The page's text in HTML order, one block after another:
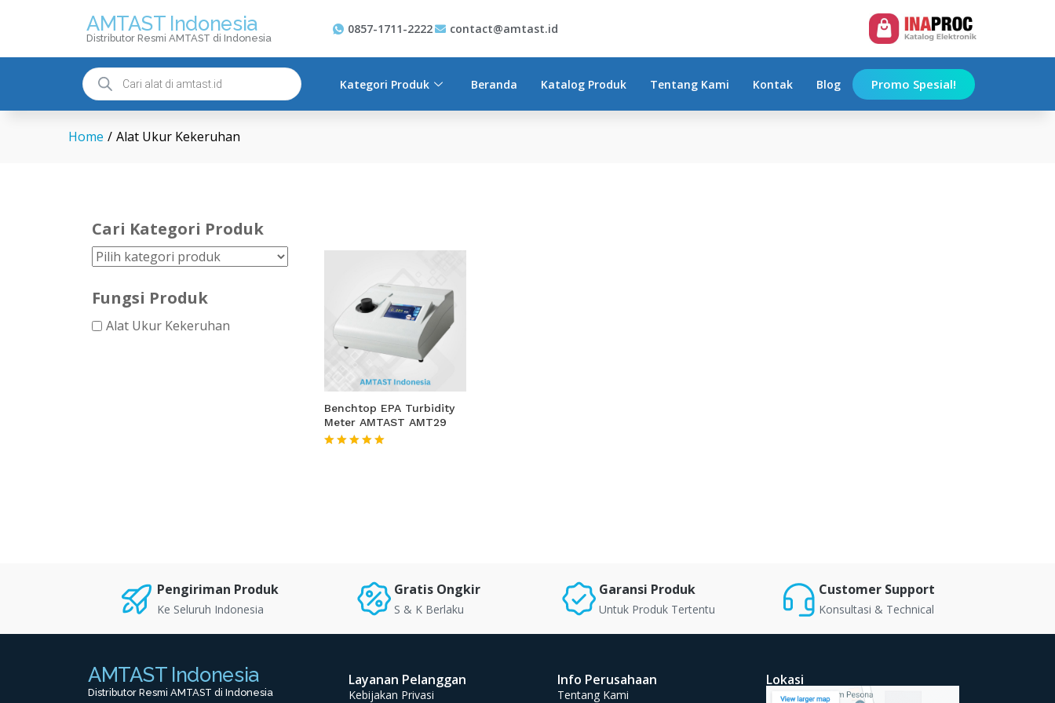
AMTAST Indonesia
Distributor Resmi AMTAST di Indonesia
0857-1711-2222 contact@amtast.id
Kategori Produk Beranda Katalog Produk Tentang Kami Kontak Blog Promo Spesial!
Home / Alat Ukur Kekeruhan
Cari Kategori Produk
Fungsi Produk
Alat Ukur Kekeruhan
Benchtop EPA Turbidity
Meter AMTAST AMT29
Pengiriman Produk
Ke Seluruh Indonesia
Gratis Ongkir
S & K Berlaku
Garansi Produk
Untuk Produk Tertentu
Customer Support
Konsultasi & Technical
AMTAST Indonesia
Distributor Resmi AMTAST di Indonesia
Layanan Pelanggan
Kebijakan Privasi
Info Perusahaan
Tentang Kami
Lokasi